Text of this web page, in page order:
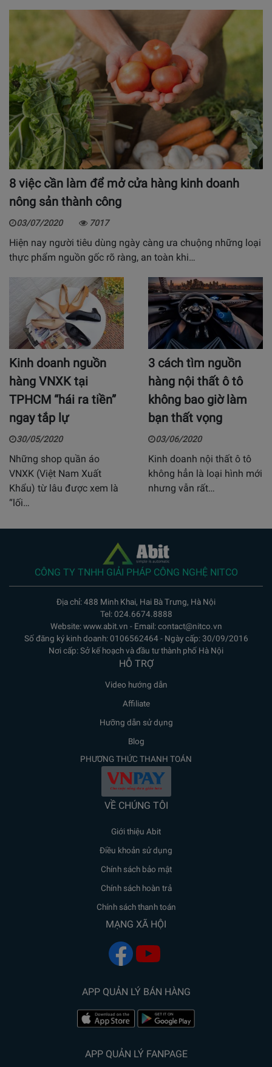
8 việc cần làm để mở cửa hàng kinh doanh
nông sản thành công
03/07/2020 7017
Hiện nay người tiêu dùng ngày càng ưa chuộng những loại
thực phẩm nguồn gốc rõ ràng, an toàn khi…
Kinh doanh nguồn
hàng VNXK tại
TPHCM “hái ra tiền”
ngay tắp lự
30/05/2020
Những shop quần áo
VNXK (Việt Nam Xuất
Khẩu) từ lâu được xem là
“lối…
3 cách tìm nguồn
hàng nội thất ô tô
không bao giờ làm
bạn thất vọng
03/06/2020
Kinh doanh nội thất ô tô
không hẳn là loại hình mới
nhưng vẫn rất…
CÔNG TY TNHH GIẢI PHÁP CÔNG NGHỆ NITCO
Địa chỉ: 488 Minh Khai, Hai Bà Trưng, Hà Nội
Tel: 024.6674.8888
Website: www.abit.vn - Email: contact@nitco.vn
Số đăng ký kinh doanh: 0106562464 - Ngày cấp: 30/09/2016
Nơi cấp: Sở kế hoạch và đầu tư thành phố Hà Nội
HỖ TRỢ
Video hướng dẫn
Affiliate
Hưỡng dẫn sử dụng
Blog
PHƯƠNG THỨC THANH TOÁN
VỀ CHÚNG TÔI
Giới thiệu Abit
Điều khoản sử dụng
Chính sách bảo mật
Chính sách hoàn trả
Chính sách thanh toán
MẠNG XÃ HỘI
APP QUẢN LÝ BÁN HÀNG
APP QUẢN LÝ FANPAGE